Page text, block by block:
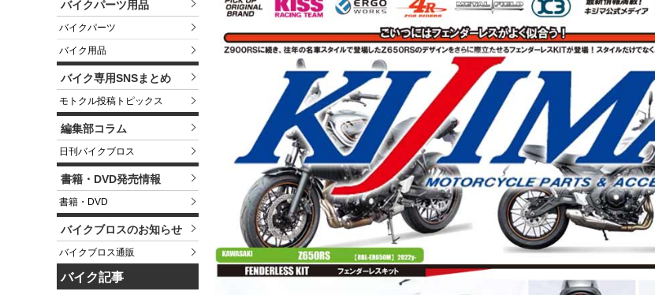
バイクパーツ用品
バイクパーツ
バイク用品
バイク専用SNSまとめ
モトクル投稿トピックス
編集部コラム
日刊バイクブロス
書籍・DVD発売情報
書籍・DVD
バイクブロスのお知らせ
バイクブロス通販
バイク記事